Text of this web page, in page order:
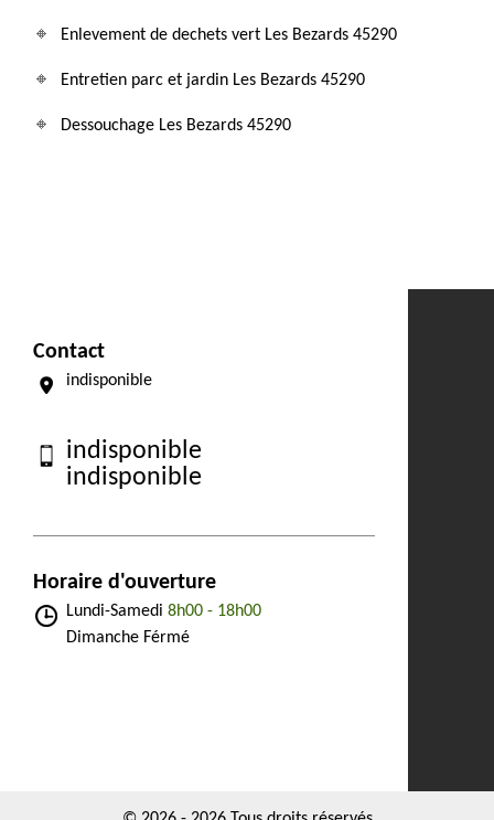
Enlevement de dechets vert Les Bezards 45290
Entretien parc et jardin Les Bezards 45290
Dessouchage Les Bezards 45290
Contact
indisponible
indisponible
indisponible
Horaire d'ouverture
Lundi-Samedi 8h00 - 18h00
Dimanche Férmé